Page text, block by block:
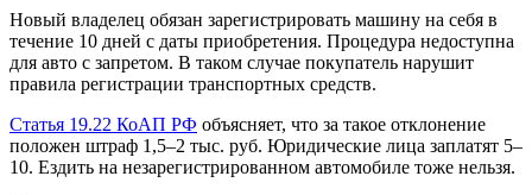
Новый владелец обязан зарегистрировать машину на себя в
течение 10 дней с даты приобретения. Процедура недоступна
для авто с запретом. В таком случае покупатель нарушит
правила регистрации транспортных средств.
Статья 19.22 КоАП РФ объясняет, что за такое отклонение
положен штраф 1,5–2 тыс. руб. Юридические лица заплатят 5–
10. Ездить на незарегистрированном автомобиле тоже нельзя.